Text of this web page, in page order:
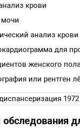
крови
анализ
для
женского
или рентген